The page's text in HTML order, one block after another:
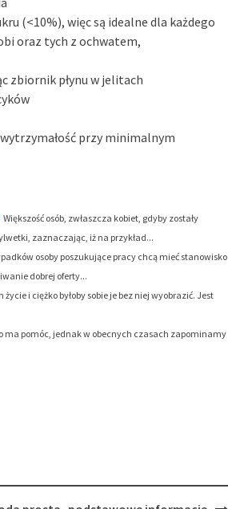
(<10%), więc są idealne dla każdego
oraz tych z ochwatem,
zbiornik płynu w jelitach
przy minimalnym
Większość osób, zwłaszcza kobiet, gdyby zostały
zaznaczając, iż na przykład...
osoby poszukujące pracy chcą mieć stanowisko
dobrej oferty...
i ciężko byłoby sobie je bez niej wyobrazić. Jest
ma pomóc, jednak w obecnych czasach zapominamy